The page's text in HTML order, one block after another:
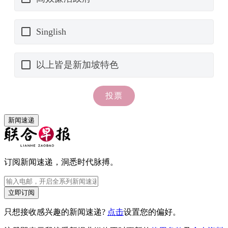
新闻速递
订阅新闻速递，洞悉时代脉搏。
立即订阅
只想接收感兴趣的新闻速递? 点击设置您的偏好。